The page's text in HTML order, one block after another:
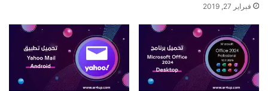
فبراير 27, 2019